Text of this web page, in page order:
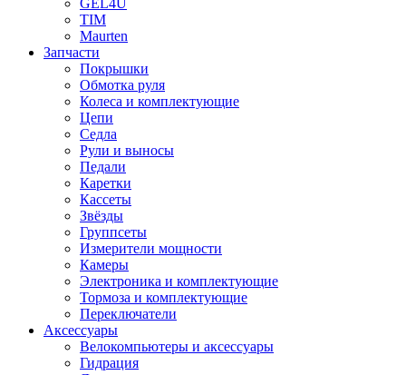
GEL4U
TIM
Maurten
Запчасти
Покрышки
Обмотка руля
Колеса и комплектующие
Цепи
Седла
Рули и выносы
Педали
Каретки
Кассеты
Звёзды
Группсеты
Измерители мощности
Камеры
Электроника и комплектующие
Тормоза и комплектующие
Переключатели
Аксессуары
Велокомпьютеры и аксессуары
Гидрация